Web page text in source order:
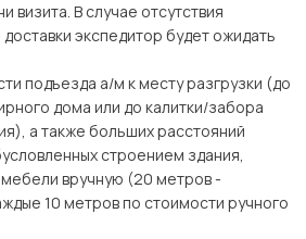
визита. В случае отсутствия
экспедитор будет ожидать
подъезда а/м к месту разгрузки (до
дома или до калитки/забора
а также больших расстояний
строением здания,
вручную (20 метров -
10 метров по стоимости ручного